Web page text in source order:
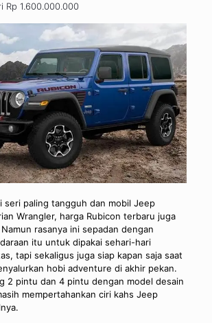
Rp 1.600.000.000
seri paling tangguh dan mobil Jeep
Wrangler, harga Rubicon terbaru juga
rasanya ini sepadan dengan
itu untuk dipakai sehari-hari
tapi sekaligus juga siap kapan saja saat
hobi adventure di akhir pekan.
2 pintu dan 4 pintu dengan model desain
mempertahankan ciri kahs Jeep